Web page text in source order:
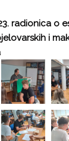
radionica o
i